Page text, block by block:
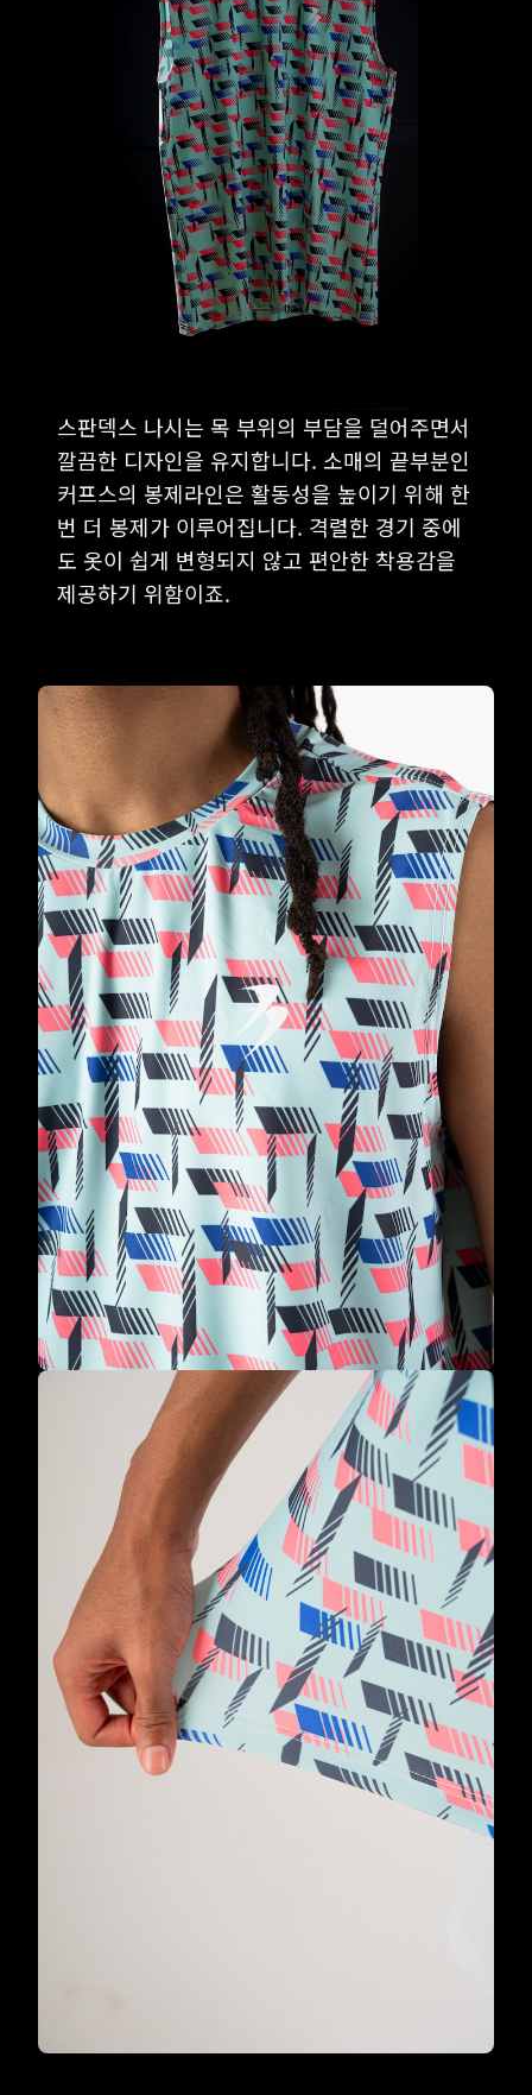
스판덱스 나시는 목 부위의 부담을 덜어주면서
깔끔한 디자인을 유지합니다. 소매의 끝부분인
커프스의 봉제라인은 활동성을 높이기 위해 한
번 더 봉제가 이루어집니다. 격렬한 경기 중에
도 옷이 쉽게 변형되지 않고 편안한 착용감을
제공하기 위함이죠.